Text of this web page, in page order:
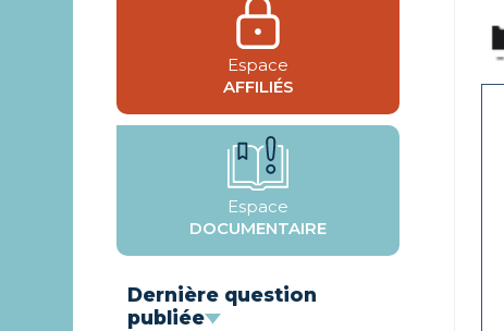
Espace
AFFILIÉS
Espace
DOCUMENTAIRE
Dernière question
publiée